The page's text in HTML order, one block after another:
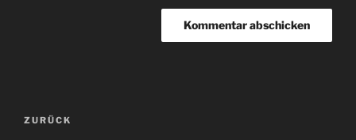
Beitragsnavigation
Vorheriger
ZURÜCK